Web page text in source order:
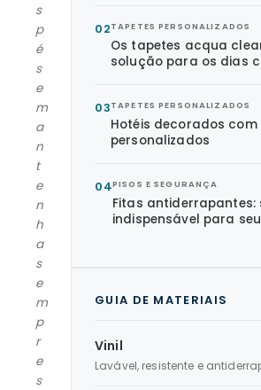
s
p
é
s
e
m
a
n
t
e
n
h
a
s
e
m
p
r
e
s
02TAPETES PERSONALIZADOS
Os tapetes acqua
solução para os dias
03TAPETES PERSONALIZADOS
Hotéis decorados
personalizados
04PISOS E SEGURANÇA
Fitas antiderrapantes:
indispensável para
GUIA DE MATERIAIS
Vinil
Lavável, resistente e